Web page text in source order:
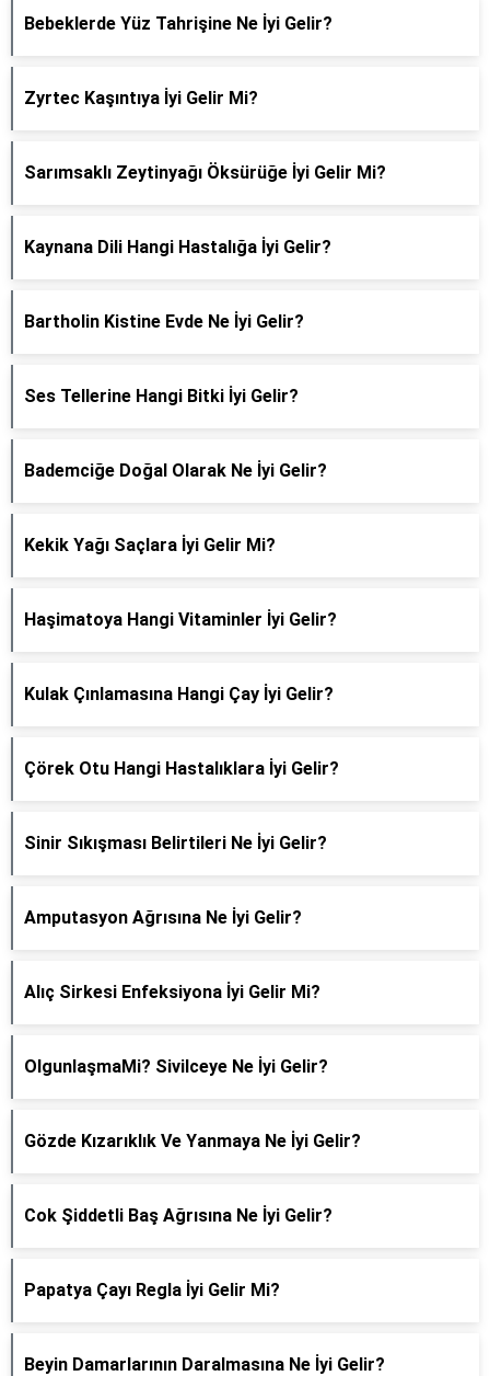
Bebeklerde Yüz Tahrişine Ne İyi Gelir?
Zyrtec Kaşıntıya İyi Gelir Mi?
Sarımsaklı Zeytinyağı Öksürüğe İyi Gelir Mi?
Kaynana Dili Hangi Hastalığa İyi Gelir?
Bartholin Kistine Evde Ne İyi Gelir?
Ses Tellerine Hangi Bitki İyi Gelir?
Bademciğe Doğal Olarak Ne İyi Gelir?
Kekik Yağı Saçlara İyi Gelir Mi?
Haşimatoya Hangi Vitaminler İyi Gelir?
Kulak Çınlamasına Hangi Çay İyi Gelir?
Çörek Otu Hangi Hastalıklara İyi Gelir?
Sinir Sıkışması Belirtileri Ne İyi Gelir?
Amputasyon Ağrısına Ne İyi Gelir?
Alıç Sirkesi Enfeksiyona İyi Gelir Mi?
OlgunlaşmaMi? Sivilceye Ne İyi Gelir?
Gözde Kızarıklık Ve Yanmaya Ne İyi Gelir?
Cok Şiddetli Baş Ağrısına Ne İyi Gelir?
Papatya Çayı Regla İyi Gelir Mi?
Beyin Damarlarının Daralmasına Ne İyi Gelir?